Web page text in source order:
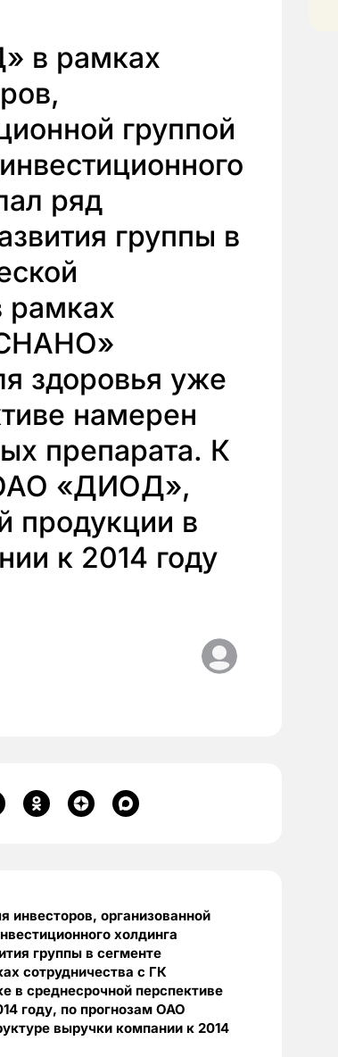
в рамках
группой
ряд
группы в
рамках
здоровья уже
намерен
препарата. К
ОАО «ДИОД»,
продукции в
к 2014 году
организованной
холдинга
группы в сегменте
сотрудничества с ГК
в среднесрочной перспективе
году, по прогнозам ОАО
выручки компании к 2014